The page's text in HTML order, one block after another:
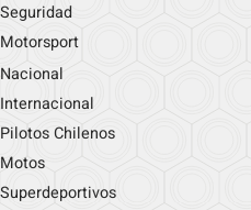
Seguridad
Motorsport
Nacional
Internacional
Pilotos Chilenos
Motos
Superdeportivos